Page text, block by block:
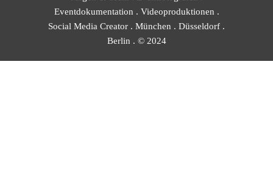
Eventdokumentation . Videoproduktionen .
Social Media Creator . München . Düsseldorf .
Berlin . © 2024